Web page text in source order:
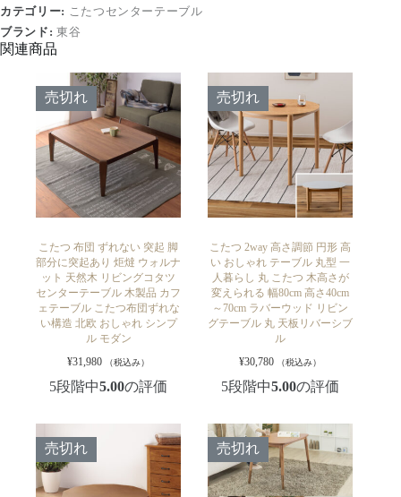
カテゴリー: こたつセンターテーブル
ブランド: 東谷
関連商品
売切れ
こたつ 布団 ずれない 突起 脚
部分に突起あり 炬燵 ウォルナ
ット 天然木 リビングコタツ
センターテーブル 木製品 カフ
ェテーブル こたつ布団ずれな
い構造 北欧 おしゃれ シンプ
ル モダン
¥31,980 （税込み）
5段階中5.00の評価
売切れ
こたつ 2way 高さ調節 円形 高
い おしゃれ テーブル 丸型 一
人暮らし 丸 こたつ 木高さが
変えられる 幅80cm 高さ40cm
～70cm ラバーウッド リビン
グテーブル 丸 天板リバーシブ
ル
¥30,780 （税込み）
5段階中5.00の評価
売切れ 売切れ